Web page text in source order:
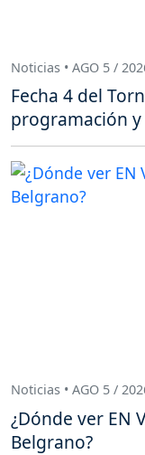
Noticias • AGO 5 /
Fecha 4 del
programación
Noticias • AGO 5 /
¿Dónde ver EN
Belgrano?